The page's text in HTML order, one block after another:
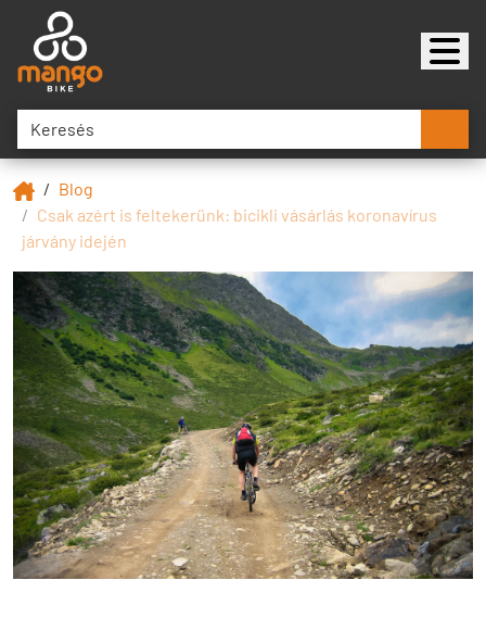
Blog
Csak azért is feltekerünk: bicikli vásárlás koronavírus
járvány idején